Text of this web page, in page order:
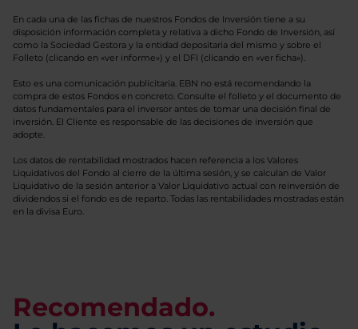
En cada una de las fichas de nuestros Fondos de Inversión tiene a su
disposición información completa y relativa a dicho Fondo de Inversión, así
como la Sociedad Gestora y la entidad depositaria del mismo y sobre el
Folleto (clicando en «ver informe») y el DFI (clicando en «ver ficha»).
Esto es una comunicación publicitaria. EBN no está recomendando la
compra de estos Fondos en concreto. Consulte el folleto y el documento de
datos fundamentales para el inversor antes de tomar una decisión final de
inversión. El Cliente es responsable de las decisiones de inversión que
adopte.
Los datos de rentabilidad mostrados hacen referencia a los Valores
Liquidativos del Fondo al cierre de la última sesión, y se calculan de Valor
Liquidativo de la sesión anterior a Valor Liquidativo actual con reinversión de
dividendos si el fondo es de reparto. Todas las rentabilidades mostradas están
en la divisa Euro.
Recomendado.